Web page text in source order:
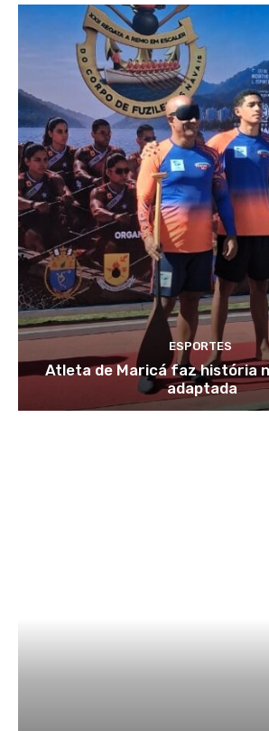
ESPORTES
Atleta de Maricá faz história
adaptada